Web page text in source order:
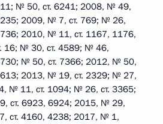
№ 50, ст. 6241; 2008, № 49,
2009, № 7, ст. 769; № 26,
2010, № 11, ст. 1167, 1176,
16; № 30, ст. 4589; № 46,
№ 50, ст. 7366; 2012, № 50,
2013, № 19, ст. 2329; № 27,
№ 11, ст. 1094; № 26, ст. 3365;
ст. 6923, 6924; 2015, № 29,
ст. 4160, 4238; 2017, № 1,